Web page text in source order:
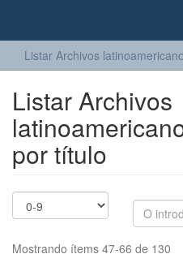
Listar Archivos
Listar Archivos
por título
Mostrando ítems 47-66 de 130